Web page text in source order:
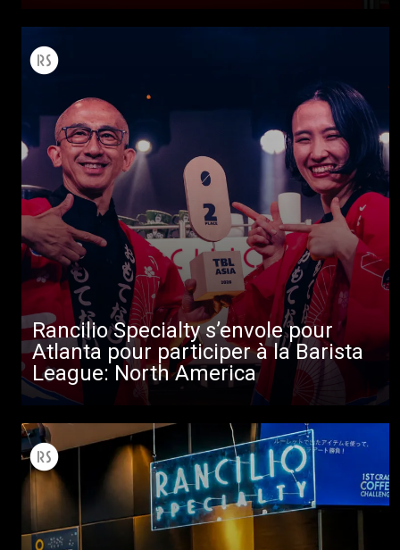
Rancilio Specialty s’envole pour
Atlanta pour participer à la Barista
League: North America